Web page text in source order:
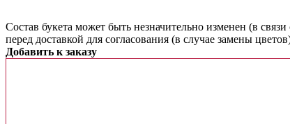
Cостав букета может быть незначительно изменен (в
перед доставкой для согласования (в случае замены
Добавить к заказу